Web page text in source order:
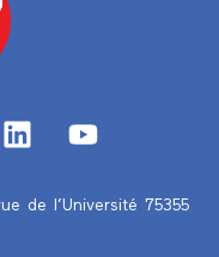
de l’Université 75355